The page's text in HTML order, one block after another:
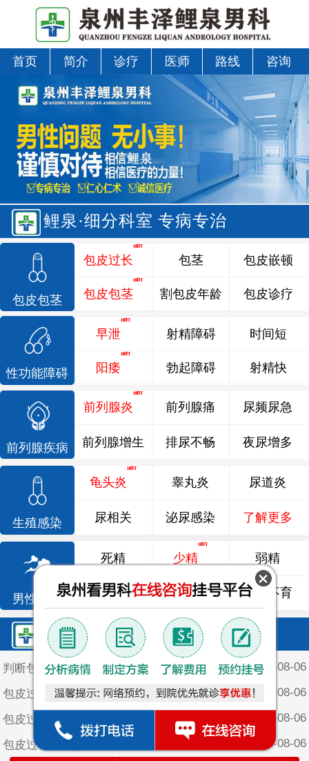
首页 简介 诊疗 医师 路线 咨询
鲤泉·细分科室 专病专治
包皮包茎
包皮过长
包皮包茎
包茎
割包皮年龄
包皮嵌顿
包皮诊疗
性功能障碍
早泄
阳痿
射精障碍
勃起障碍
时间短
射精快
前列腺疾病
前列腺炎 前列腺痛 尿频尿急
前列腺增生 排尿不畅 夜尿增多
生殖感染
龟头炎 睾丸炎 尿道炎
尿相关 泌尿感染 了解更多
男性不育
死精 少精 弱精
精液异常 精子畸形 男性不育
鲤泉·最新文章
判断包皮过长的标准 2026-08-06
包皮过长对阴茎有哪些危害呢 2026-08-06
2026-08-06
2026-08-06